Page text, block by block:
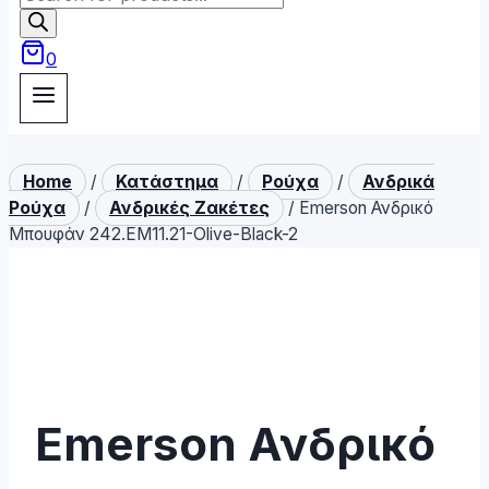
search
0
Home / Κατάστημα / Ρούχα /
Ανδρικά
Ρούχα
/ Ανδρικές Ζακέτες / Emerson Ανδρικό
Μπουφάν 242.EM11.21-Olive-Black-2
Emerson Ανδρικό